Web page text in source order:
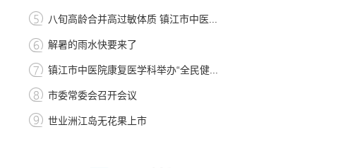
八旬高龄合并高过敏体质 镇江市中医...
解暑的雨水快要来了
镇江市中医院康复医学科举办“全民健...
市委常委会召开会议
世业洲江岛无花果上市